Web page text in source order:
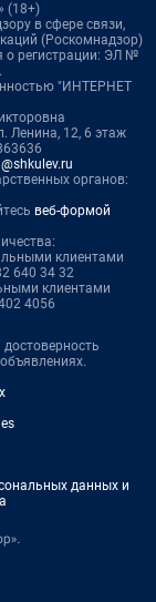
(18+)
в сфере связи,
(Роскомнадзор)
о регистрации: ЭЛ №
"ИНТЕРНЕТ
Ленина, 12, 6 этаж
органов:
веб-формой
клиентами
640 34 32
клиентами
4056
достоверность
данных и